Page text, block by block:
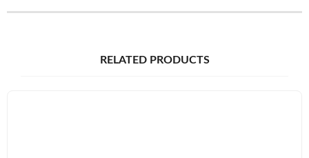
RELATED PRODUCTS